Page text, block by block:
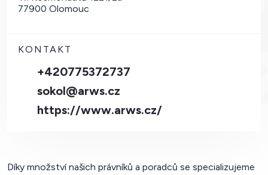
Díky množství našich právníků a poradců se specializujeme
77900 Olomouc
KONTAKT
+420775372737
sokol@arws.cz
https://www.arws.cz/